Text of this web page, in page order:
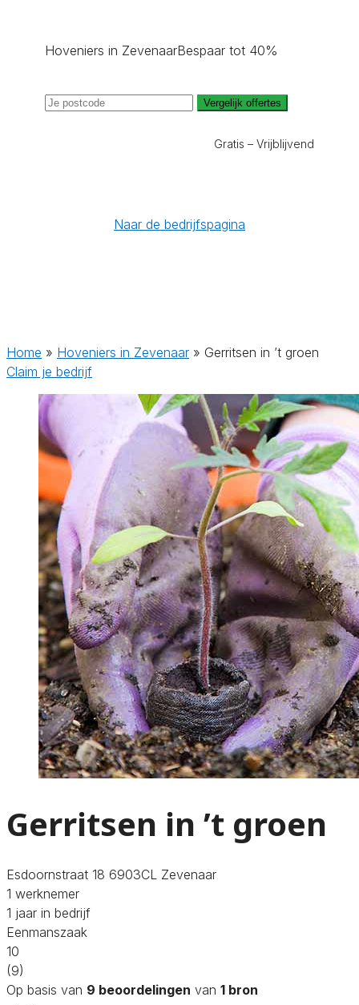
Hoveniers in ZevenaarBespaar tot 40%
Vergelijk offertes
Gratis – Vrijblijvend
Naar de bedrijfspagina
Home » Hoveniers in Zevenaar » Gerritsen in ’t groen
Claim je bedrijf
Gerritsen in ’t groen
Esdoornstraat 18 6903CL Zevenaar
1 werknemer
1 jaar in bedrijf
Eenmanszaak
10
(9)
Op basis van 9 beoordelingen van 1 bron